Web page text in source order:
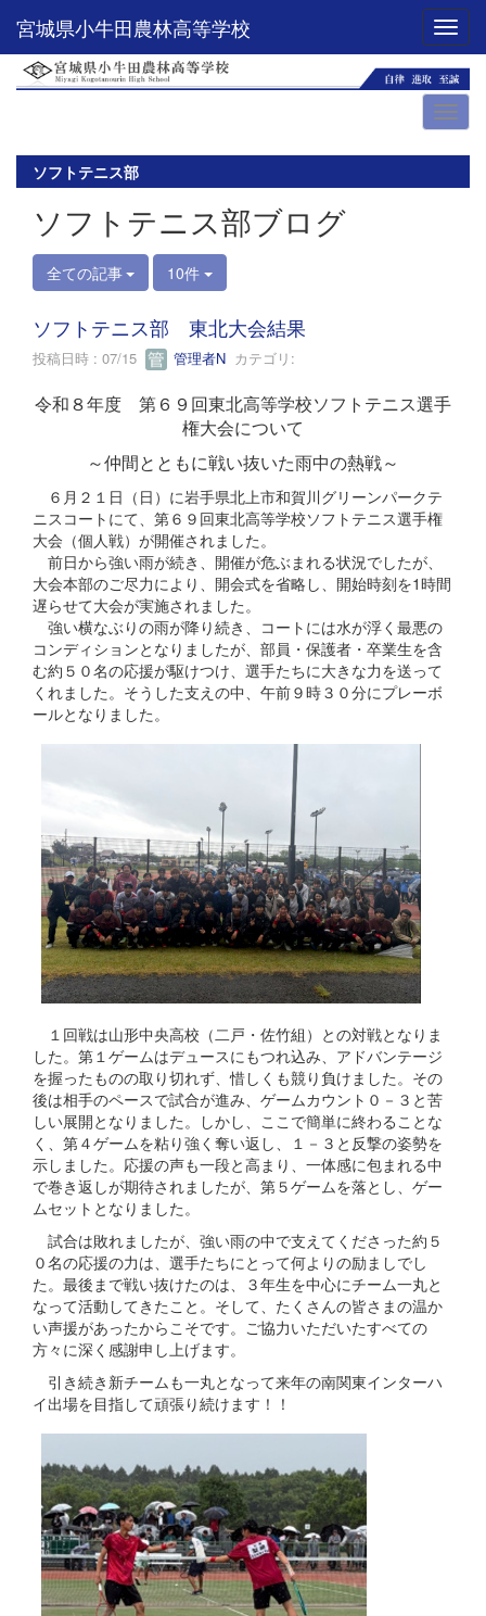
宮城県小牛田農林高等学校
ソフトテニス部
ソフトテニス部ブログ
全ての記事 10件
ソフトテニス部 東北大会結果
投稿日時 : 07/15 管理者N カテゴリ:
令和８年度 第６９回東北高等学校ソフトテニス選手
権大会について
～仲間とともに戦い抜いた雨中の熱戦～
６月２１日（日）に岩手県北上市和賀川グリーンパークテ
ニスコートにて、第６９回東北高等学校ソフトテニス選手権
大会（個人戦）が開催されました。
前日から強い雨が続き、開催が危ぶまれる状況でしたが、
大会本部のご尽力により、開会式を省略し、開始時刻を1時間
遅らせて大会が実施されました。
強い横なぶりの雨が降り続き、コートには水が浮く最悪の
コンディションとなりましたが、部員・保護者・卒業生を含
む約５０名の応援が駆けつけ、選手たちに大きな力を送って
くれました。そうした支えの中、午前９時３０分にプレーボ
ールとなりました。
１回戦は山形中央高校（二戸・佐竹組）との対戦となりま
した。第１ゲームはデュースにもつれ込み、アドバンテージ
を握ったものの取り切れず、惜しくも競り負けました。その
後は相手のペースで試合が進み、ゲームカウント０－３と苦
しい展開となりました。しかし、ここで簡単に終わることな
く、第４ゲームを粘り強く奪い返し、１－３と反撃の姿勢を
示しました。応援の声も一段と高まり、一体感に包まれる中
で巻き返しが期待されましたが、第５ゲームを落とし、ゲー
ムセットとなりました。
試合は敗れましたが、強い雨の中で支えてくださった約５
０名の応援の力は、選手たちにとって何よりの励ましでし
た。最後まで戦い抜けたのは、３年生を中心にチーム一丸と
なって活動してきたこと。そして、たくさんの皆さまの温か
い声援があったからこそです。ご協力いただいたすべての
方々に深く感謝申し上げます。
引き続き新チームも一丸となって来年の南関東インターハ
イ出場を目指して頑張り続けます！！